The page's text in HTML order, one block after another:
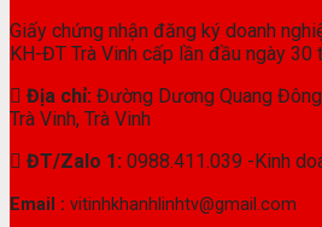
Giấy chứng nhận đăng ký doanh
KH-ĐT Trà Vinh cấp lần đầu ngày 30
Địa chỉ: Đường Dương Quang
Trà Vinh, Trà Vinh
ĐT/Zalo 1: 0988.411.039 -Kinh
Email : vitinhkhanhlinhtv@gmail.com